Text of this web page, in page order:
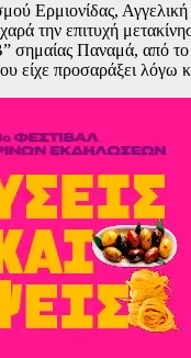
Ερμιονίδας,
την επιτυχή
σημαίας Παναμά, από το
είχε προσαράξει λόγω